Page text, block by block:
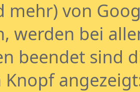
mehr) von
werden bei
beendet sind